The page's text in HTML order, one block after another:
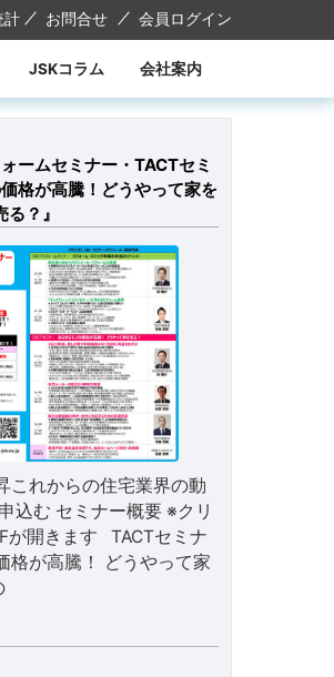
計 お問合せ 会員ログイン
JSKコラム 会社案内
ームセミナー・TACTセミ
格が高騰！どうやって家を
る？』
これからの住宅業界の動
込む セミナー概要 ※クリ
が開きます TACTセミナ
格が高騰！ どうやって家